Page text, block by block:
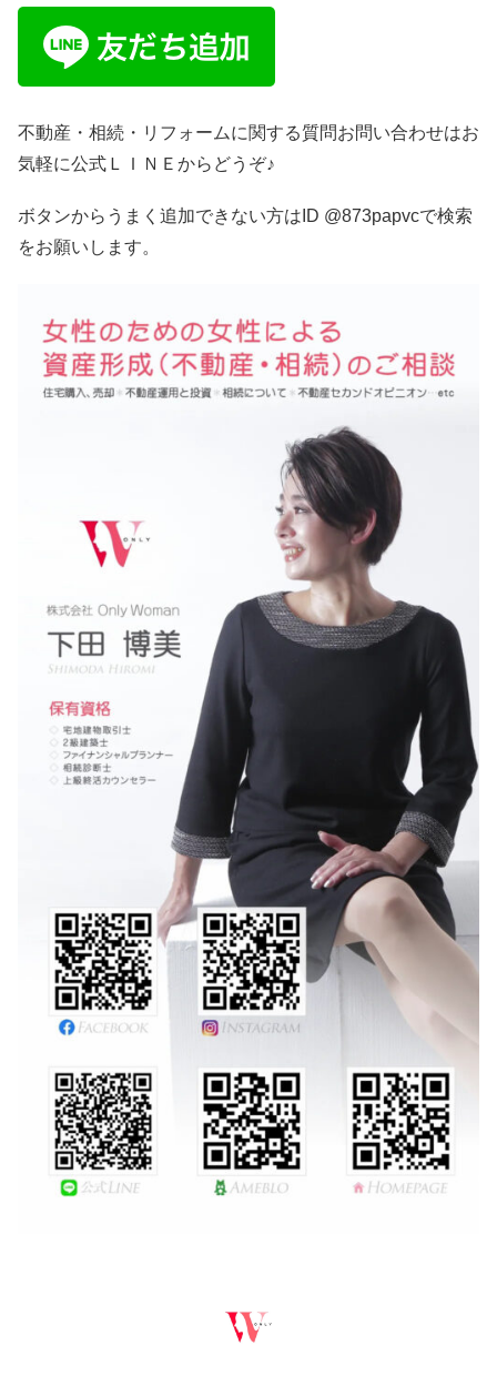
不動産・相続・リフォームに関する質問お問い合わせはお
気軽に公式ＬＩＮＥからどうぞ♪
ボタンからうまく追加できない方はID @873papvcで検索
をお願いします。